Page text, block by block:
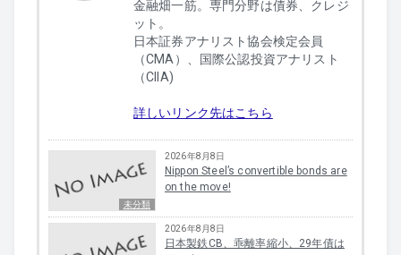
金融畑一筋。専門分野は債券、クレジ
ット。
日本証券アナリスト協会検定会員
（CMA）、国際公認投資アナリスト
（CIIA)
詳しいリンク先はこちら
未分類
2026年8月8日
Nippon Steel’s convertible bonds are
on the move!
2026年8月8日
日本製鉄CB、乖離率縮小、29年債は